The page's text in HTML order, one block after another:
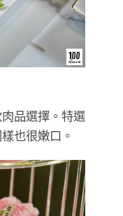
品選擇。特選
也很嫩口。